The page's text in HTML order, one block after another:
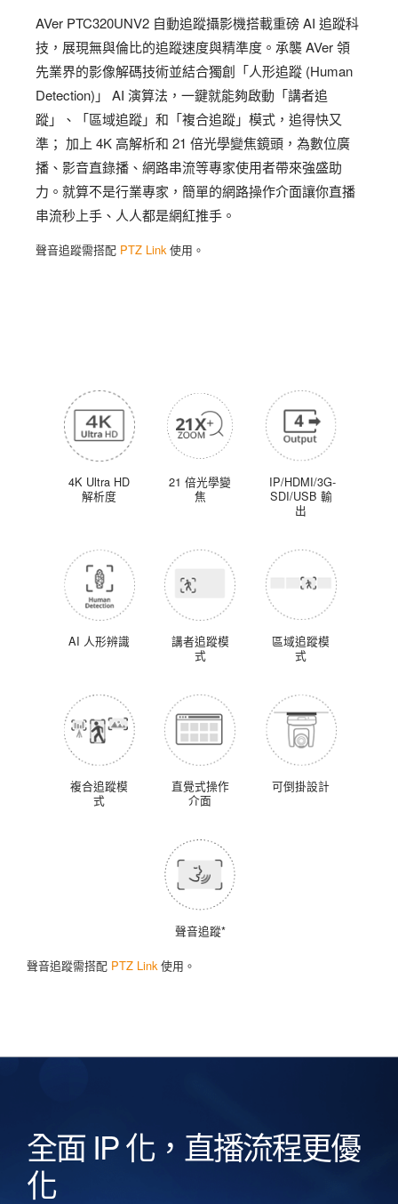
產品介紹
AVer PTC320UNV2 自動追蹤攝影機搭載重磅 AI 追蹤科
技，展現無與倫比的追蹤速度與精準度。承襲 AVer 領
先業界的影像解碼技術並結合獨創「人形追蹤 (Human
Detection)」 AI 演算法，一鍵就能夠啟動「講者追
蹤」、「區域追蹤」和「複合追蹤」模式，追得快又
準； 加上 4K 高解析和 21 倍光學變焦鏡頭，為數位廣
播、影音直錄播、網路串流等專家使用者帶來強盛助
力。就算不是行業專家，簡單的網路操作介面讓你直播
串流秒上手、人人都是網紅推手。
聲音追蹤需搭配 PTZ Link使用。
4K Ultra HD
解析度
21 倍光學變
焦
IP/HDMI/3G-
SDI/USB 輸
出
AI 人形辨識
講者追蹤模
式
區域追蹤模
式
複合追蹤模
式
直覺式操作
介面
可倒掛設計
聲音追蹤*
聲音追蹤需搭配 PTZ Link使用。
全面 IP 化，直播流程更優
化